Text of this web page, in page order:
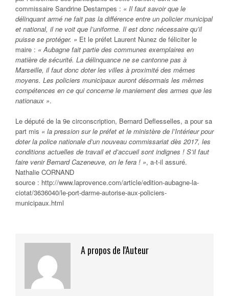
commissaire Sandrine Destampes : « Il faut savoir que le
délinquant armé ne fait pas la différence entre un policier municipal
et national, il ne voit que l’uniforme. Il est donc nécessaire qu’il
puisse se protéger. » Et le préfet Laurent Nunez de féliciter le
maire : « Aubagne fait partie des communes exemplaires en
matière de sécurité. La délinquance ne se cantonne pas à
Marseille, il faut donc doter les villes à proximité des mêmes
moyens. Les policiers municipaux auront désormais les mêmes
compétences en ce qui concerne le maniement des armes que les
nationaux ».
Le député de la 9e circonscription, Bernard Deflesselles, a pour sa
part mis « la pression sur le préfet et le ministère de l’Intérieur pour
doter la police nationale d’un nouveau commissariat dès 2017, les
conditions actuelles de travail et d’accueil sont indignes ! S’il faut
faire venir Bernard Cazeneuve, on le fera ! », a-t-il assuré.
Nathalie CORNAND
source : http://www.laprovence.com/article/edition-aubagne-la-
ciotat/3636040/le-port-darme-autorise-aux-policiers-
municipaux.html
A propos de l'Auteur